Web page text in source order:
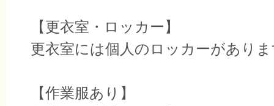
【更衣室・ロッカー】
更衣室には個人のロッカーがあり
【作業服あり】